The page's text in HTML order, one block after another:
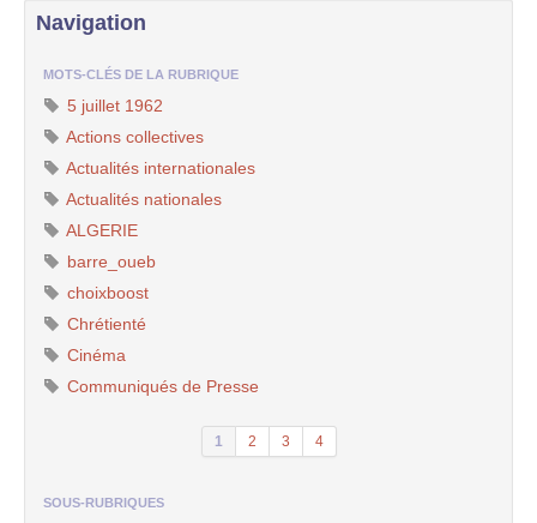
Navigation
MOTS-CLÉS DE LA RUBRIQUE
5 juillet 1962
Actions collectives
Actualités internationales
Actualités nationales
ALGERIE
barre_oueb
choixboost
Chrétienté
Cinéma
Communiqués de Presse
1 2 3 4
SOUS-RUBRIQUES